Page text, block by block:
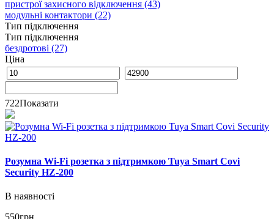
пристрої захисного відключення (43)
модульні контактори (22)
Тип підключення
Тип підключення
бездротові (27)
Ціна
722Показати
Розумна Wi-Fi розетка з підтримкою Tuya Smart Covi
Security HZ-200
В наявності